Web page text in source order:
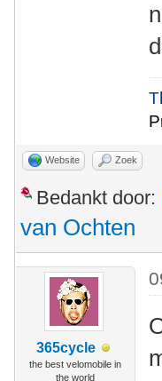
Website Zoek
Bedankt door:
van Ochten
365cycle
the best velomobile in
the world